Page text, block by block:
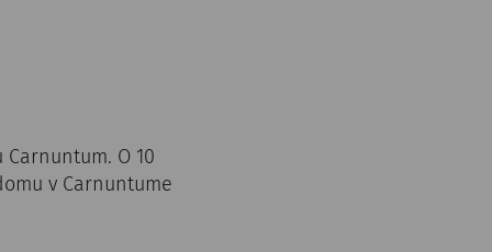
O 10
v Carnuntume